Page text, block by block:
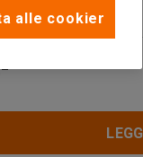
kodelås
alle cookier